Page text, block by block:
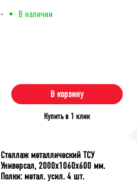
- В наличии
В корзину
Купить в 1 клик
Стеллаж металлический ТСУ
Универсал, 2000x1060x600 мм.
Полки: метал. усил. 4 шт.